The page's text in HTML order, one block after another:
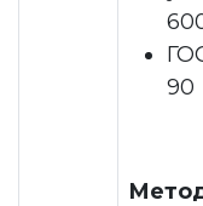
90